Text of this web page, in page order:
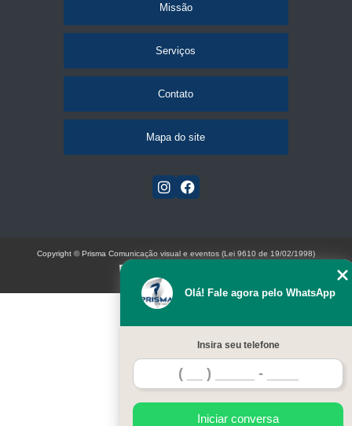
Missão
Serviços
Contato
Mapa do site
Olá! Fale agora pelo WhatsApp
Insira seu telefone
Iniciar conversa
Copyright © Prisma Comunicação visual e eventos (Lei 9610 de 19/02/1998)